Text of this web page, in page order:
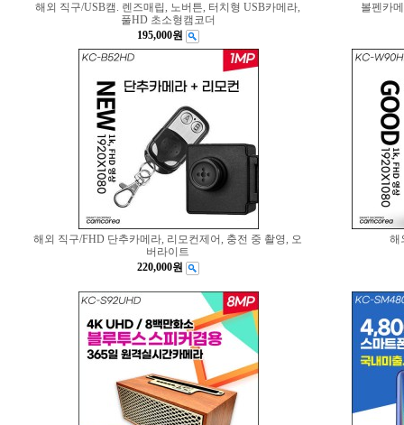
해외 직구/USB캠. 렌즈매립, 노버튼, 터치형 USB카메라,
풀HD 초소형캠코더
195,000원
볼펜카
해외 직구/FHD 단추카메라, 리모컨제어, 충전 중 촬영, 오
버라이트
220,000원
해